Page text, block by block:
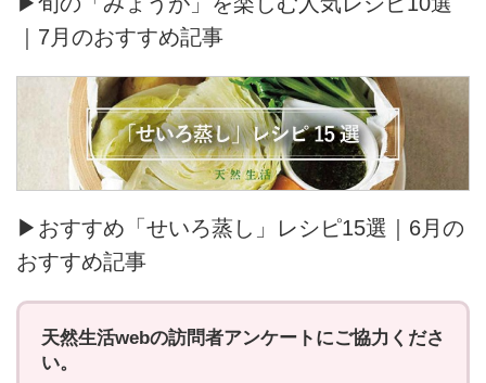
｜7月のおすすめ記事
▶おすすめ「せいろ蒸し」レシピ15選｜6月の
おすすめ記事